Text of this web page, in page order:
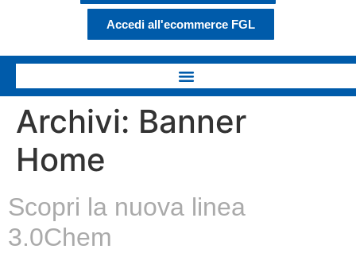
Accedi all'ecommerce FGL
Archivi: Banner
Home
Scopri la nuova linea
3.0Chem